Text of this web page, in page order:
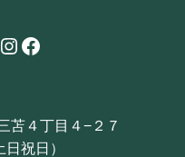
Instagram Facebook
苫４丁目４−２７
祝日）